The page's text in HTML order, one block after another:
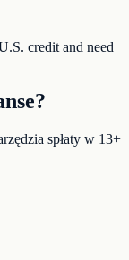
credit and need
spłaty w 13+